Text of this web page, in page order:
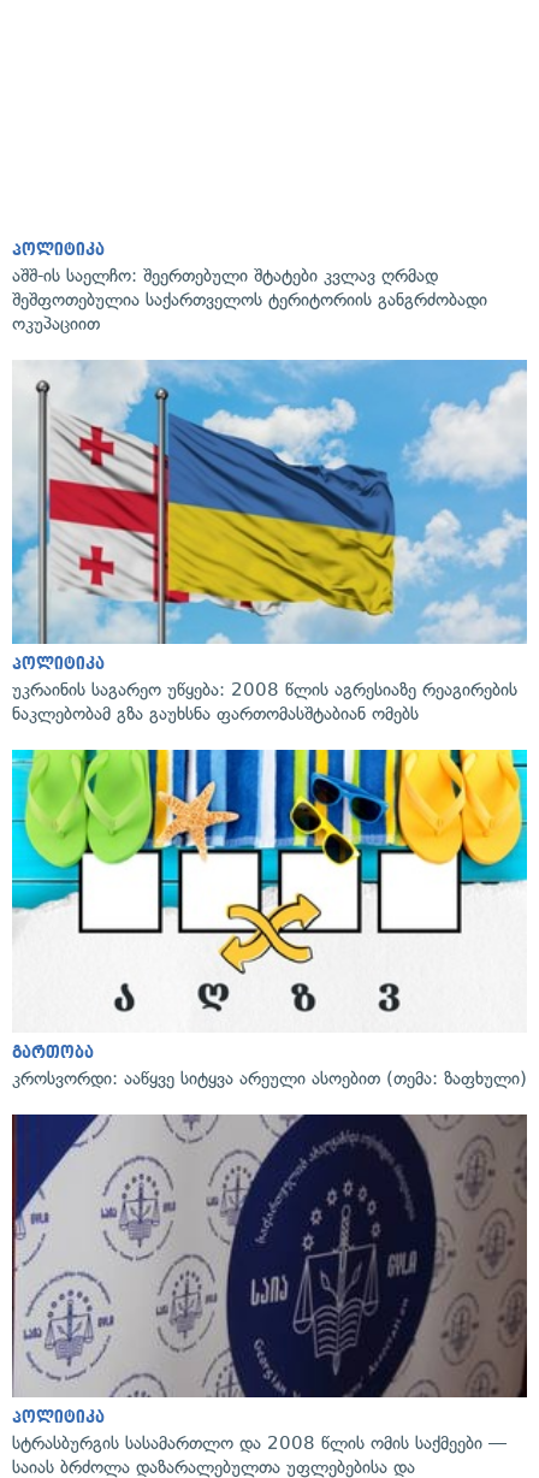
პოლიტიკა
აშშ-ის საელჩო: შეერთებული შტატები კვლავ ღრმად
შეშფოთებულია საქართველოს ტერიტორიის განგრძობადი
ოკუპაციით
პოლიტიკა
უკრაინის საგარეო უწყება: 2008 წლის აგრესიაზე რეაგირების
ნაკლებობამ გზა გაუხსნა ფართომასშტაბიან ომებს
გართობა
კროსვორდი: ააწყვე სიტყვა არეული ასოებით (თემა: ზაფხული)
პოლიტიკა
სტრასბურგის სასამართლო და 2008 წლის ომის საქმეები —
საიას ბრძოლა დაზარალებულთა უფლებებისა და